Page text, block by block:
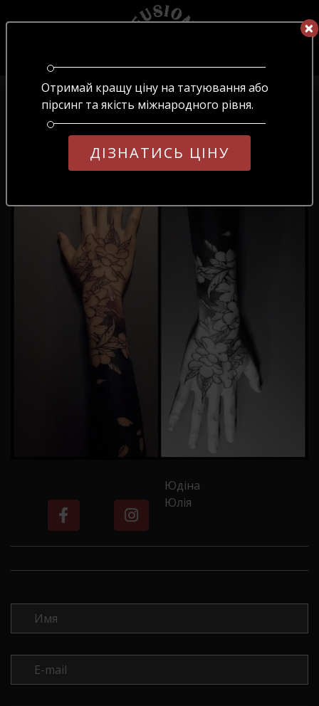
×
ОБЕРІТЬ МОВУ
UARUEN
×
Отримай кращу ціну на татуювання або
пірсинг та якість міжнародного рівня.
ДІЗНАТИСЬ ЦІНУ
Головна/Блог/№17
Юдіна
Юлія